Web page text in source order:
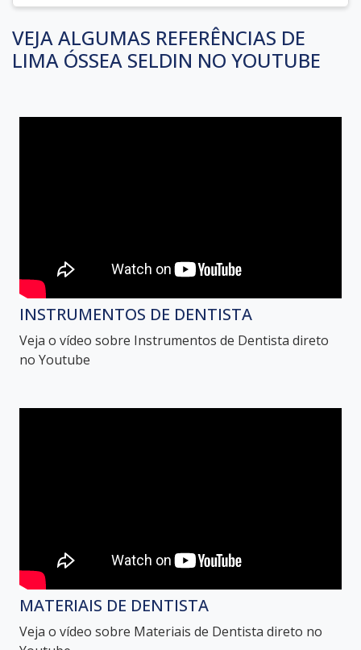
VEJA ALGUMAS REFERÊNCIAS DE
LIMA ÓSSEA SELDIN NO YOUTUBE
INSTRUMENTOS DE DENTISTA
Veja o vídeo sobre Instrumentos de Dentista direto
no Youtube
MATERIAIS DE DENTISTA
Veja o vídeo sobre Materiais de Dentista direto no